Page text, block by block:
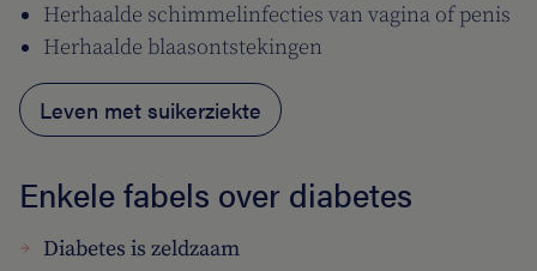
Herhaalde schimmelinfecties van vagina of penis
Herhaalde blaasontstekingen
Leven met suikerziekte
Enkele fabels over diabetes
Diabetes is zeldzaam